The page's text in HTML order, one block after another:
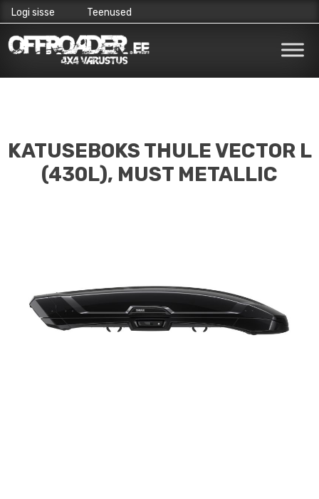
to
Logi sisse Teenused
KATUSEBOKS THULE VECTOR L
(430L), MUST METALLIC